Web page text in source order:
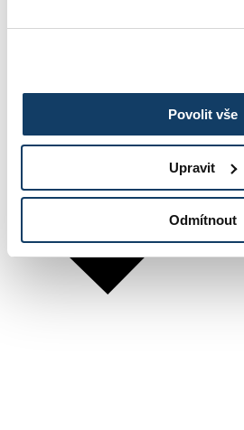
Povolit vše
Upravit
Odmítnout